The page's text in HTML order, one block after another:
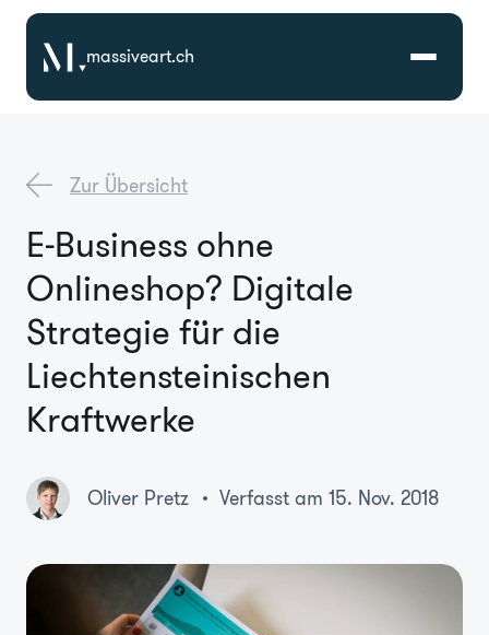
massiveart.ch
Referenzen
Branchen
Karriere
Über Uns
Zur Übersicht
E-Business ohne
Onlineshop? Digitale
Strategie für die
Liechtensteinischen
Kraftwerke
Oliver Pretz Verfasst am 15. Nov. 2018